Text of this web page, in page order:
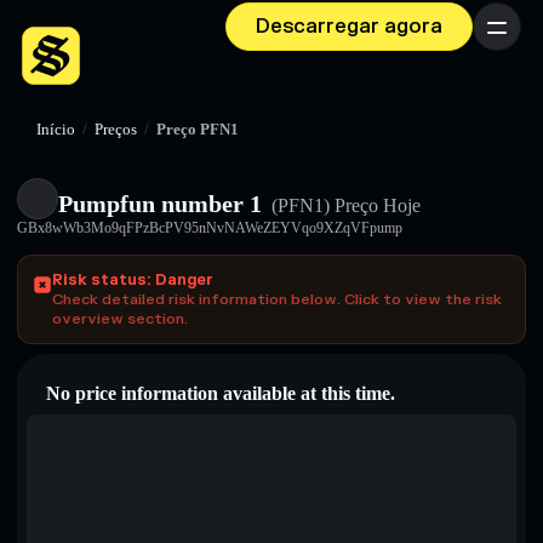
Descarregar agora Menu
Início / Preços / Preço PFN1
Pumpfun number 1 (PFN1) Preço Hoje
GBx8wWb3Mo9qFPzBcPV95nNvNAWeZEYVqo9XZqVFpump
Risk status: Danger
Check detailed risk information below. Click to view the risk
overview section.
No price information available at this time.